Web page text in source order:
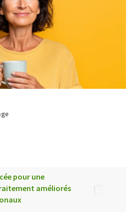
pour une
améliorés